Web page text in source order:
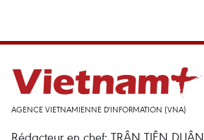
AGENCE VIETNAMIENNE D'INFORMATION (VNA)